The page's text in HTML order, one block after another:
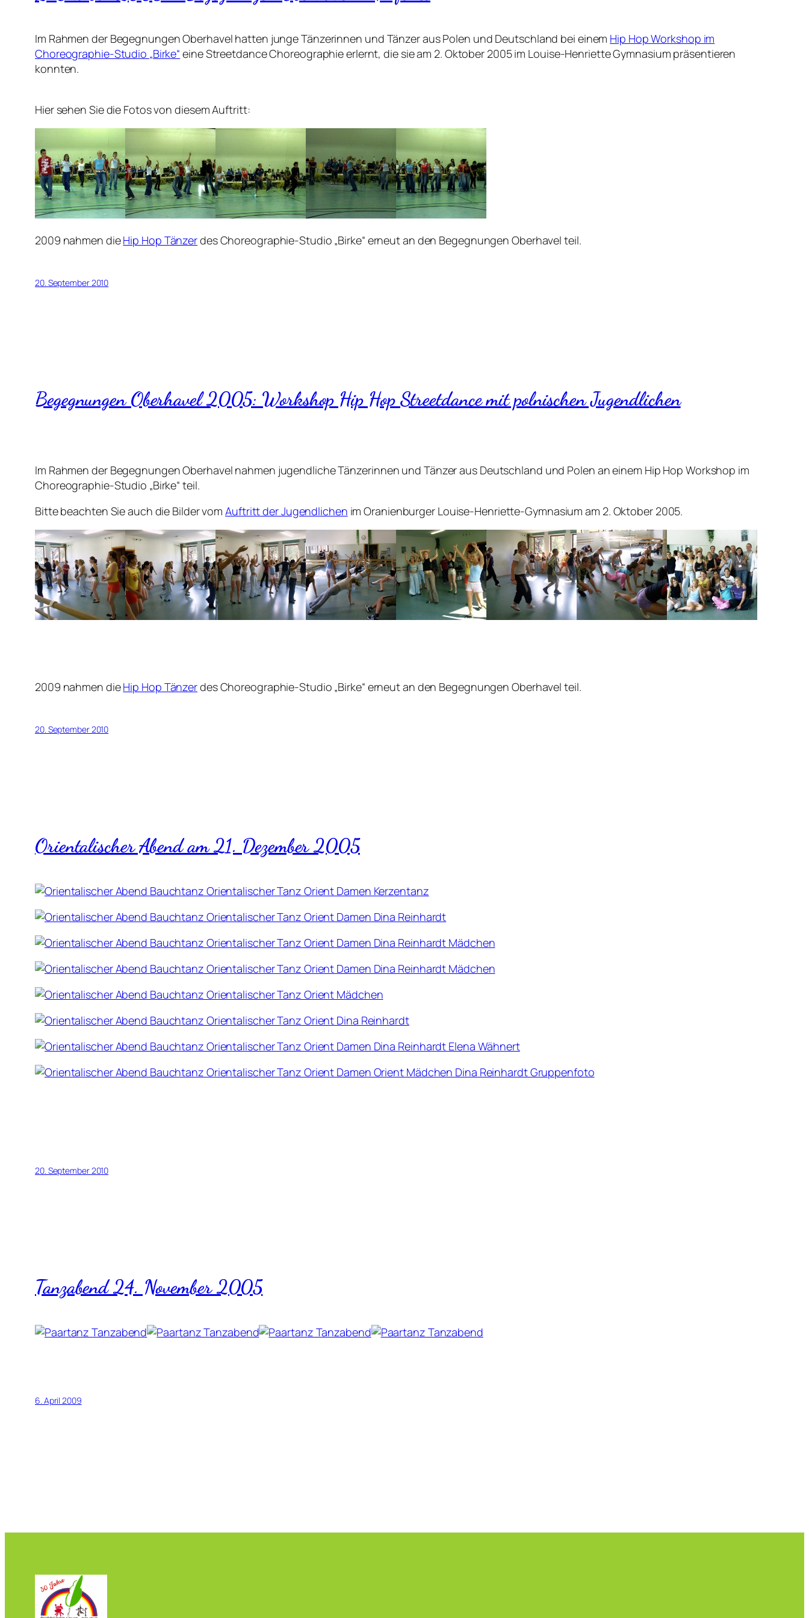
Im Rahmen der Begegnungen Oberhavel hatten junge Tänzerinnen und Tänzer aus Polen und Deutschland bei einem Hip Hop Workshop im
Choreographie-Studio „Birke“ eine Streetdance Choreographie erlernt, die sie am 2. Oktober 2005 im Louise-Henriette Gymnasium präsentieren
konnten.
Hier sehen Sie die Fotos von diesem Auftritt:
2009 nahmen dieHip Hop Tänzerdes Choreographie-Studio „Birke“ erneut an den Begegnungen Oberhavel teil.
20. September 2010
Begegnungen Oberhavel 2005: Workshop Hip Hop Streetdance mit polnischen Jugendlichen
Im Rahmen der Begegnungen Oberhavel nahmen jugendliche Tänzerinnen und Tänzer aus Deutschland und Polen an einem Hip Hop Workshop im
Choreographie-Studio „Birke“ teil.
Bitte beachten Sie auch die Bilder vomAuftritt der Jugendlichen im Oranienburger Louise-Henriette-Gymnasium am 2. Oktober 2005.
2009 nahmen dieHip Hop Tänzerdes Choreographie-Studio „Birke“ erneut an den Begegnungen Oberhavel teil.
20. September 2010
Orientalischer Abend am 21. Dezember 2005
20. September 2010
Tanzabend 24. November 2005
6. April 2009